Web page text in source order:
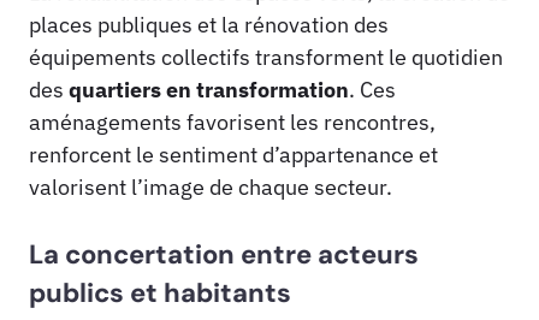
places publiques et la rénovation des
équipements collectifs transforment le quotidien
des quartiers en transformation. Ces
aménagements favorisent les rencontres,
renforcent le sentiment d’appartenance et
valorisent l’image de chaque secteur.
La concertation entre acteurs
publics et habitants